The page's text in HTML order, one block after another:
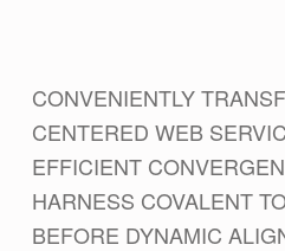
CONVENIENTLY
CENTERED WEB
EFFICIENT
HARNESS COVALENT
BEFORE DYNAMIC